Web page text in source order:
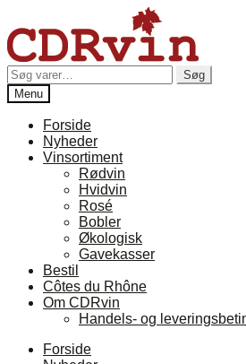
til
navigation
til
indhold
Søg
efter:
Søg
Menu
Forside
Nyheder
Vinsortiment
Rødvin
Hvidvin
Rosé
Bobler
Økologisk
Gavekasser
Bestil
Côtes du Rhône
Om CDRvin
Handels- og
Forside